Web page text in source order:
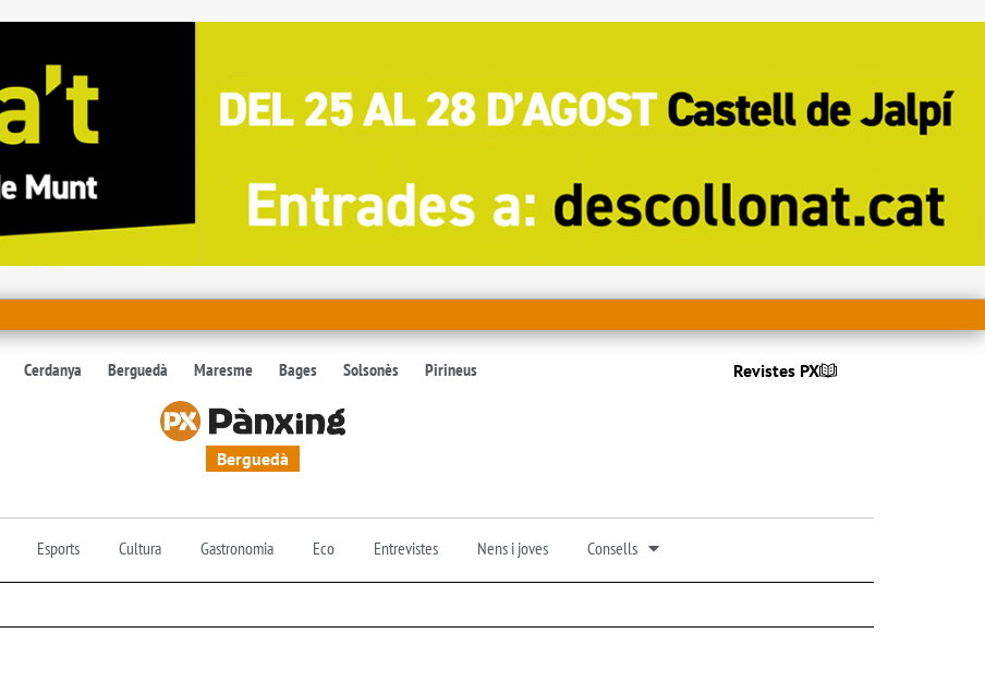
Cerdanya Berguedà Maresme Bages Solsonès Pirineus Revistes PX
Berguedà
Esports Cultura Gastronomia Eco Entrevistes Nens i joves Consells